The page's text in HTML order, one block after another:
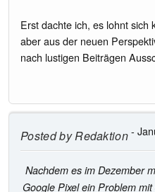
Erst dachte ich, es lohnt sich
aber aus der neuen
nach lustigen Beiträgen
Posted byRedaktion-
Nachdem es im Dezember
Google Pixel ein Problem